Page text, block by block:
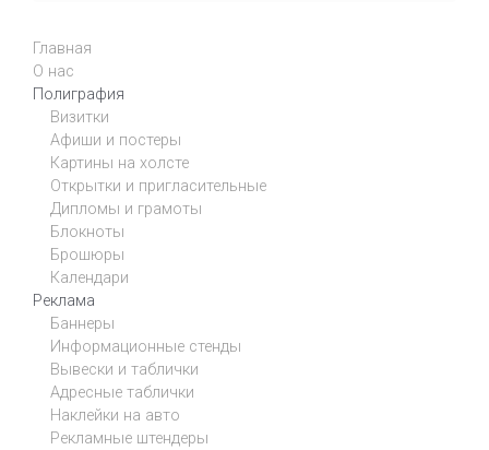
Главная
О нас
Полиграфия
Визитки
Афиши и постеры
Картины на холсте
Открытки и пригласительные
Дипломы и грамоты
Блокноты
Брошюры
Календари
Реклама
Баннеры
Информационные стенды
Вывески и таблички
Адресные таблички
Наклейки на авто
Рекламные штендеры